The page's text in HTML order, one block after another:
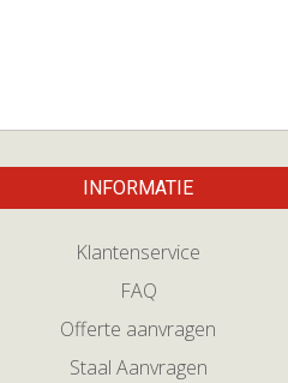
INFORMATIE
Klantenservice
FAQ
Offerte aanvragen
Staal Aanvragen